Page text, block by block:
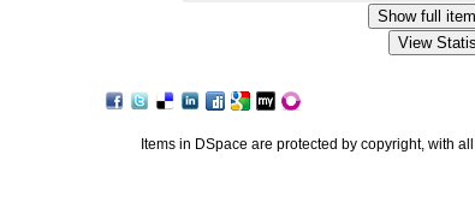
Items in DSpace are protected by copyright, with